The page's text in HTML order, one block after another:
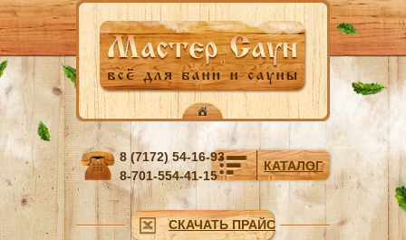
Перейти к основному содержанию
КАТАЛОГ
8 (7172) 54-16-93
8-701-554-41-15
СКАЧАТЬ ПРАЙС